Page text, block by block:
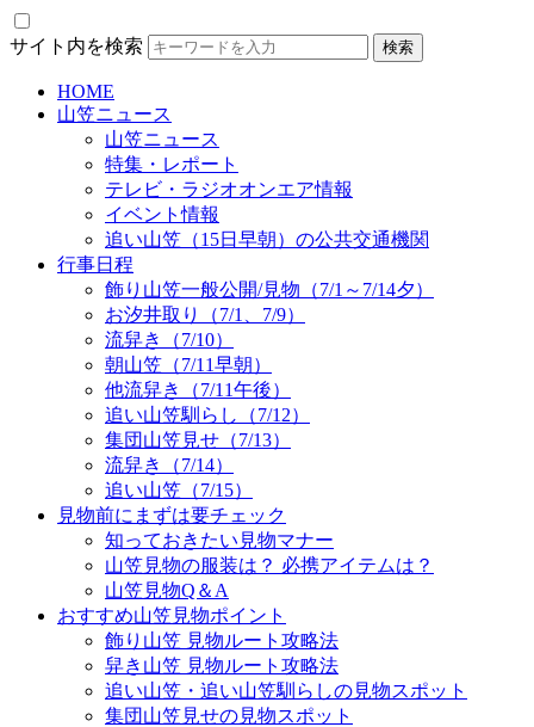
サイト内を検索
HOME
山笠ニュース
山笠ニュース
特集・レポート
テレビ・ラジオオンエア情報
イベント情報
追い山笠（15日早朝）の公共交通機関
行事日程
飾り山笠一般公開/見物（7/1～7/14夕）
お汐井取り（7/1、7/9）
流舁き（7/10）
朝山笠（7/11早朝）
他流舁き（7/11午後）
追い山笠馴らし（7/12）
集団山笠見せ（7/13）
流舁き（7/14）
追い山笠（7/15）
見物前にまずは要チェック
知っておきたい見物マナー
山笠見物の服装は？ 必携アイテムは？
山笠見物Q＆A
おすすめ山笠見物ポイント
飾り山笠 見物ルート攻略法
舁き山笠 見物ルート攻略法
追い山笠・追い山笠馴らしの見物スポット
集団山笠見せの見物スポット